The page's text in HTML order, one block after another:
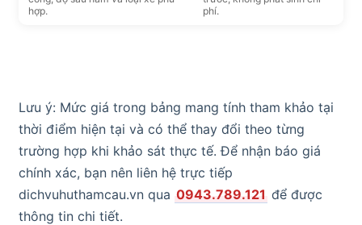
hợp.
phí.
Lưu ý: Mức giá trong bảng mang tính tham khảo tại
thời điểm hiện tại và có thể thay đổi theo từng
trường hợp khi khảo sát thực tế. Để nhận báo giá
chính xác, bạn nên liên hệ trực tiếp
dichvuhuthamcau.vn qua 0943.789.121 để được
thông tin chi tiết.